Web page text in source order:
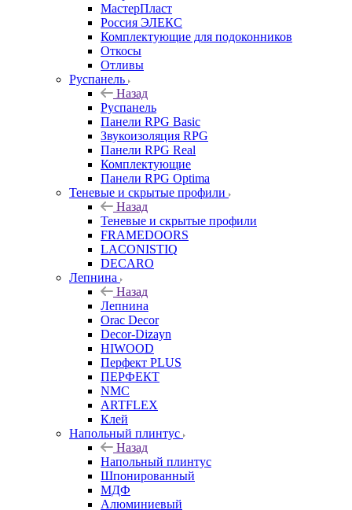
МастерПласт
Россия ЭЛЕКС
Комплектующие для подоконников
Откосы
Отливы
Руспанель
Назад
Руспанель
Панели RPG Basic
Звукоизоляция RPG
Панели RPG Real
Комплектующие
Панели RPG Optima
Теневые и скрытые профили
Назад
Теневые и скрытые профили
FRAMEDOORS
LACONISTIQ
DECARO
Лепнина
Назад
Лепнина
Orac Decor
Decor-Dizayn
HIWOOD
Перфект PLUS
ПЕРФЕКТ
NMC
ARTFLEX
Клей
Напольный плинтус
Назад
Напольный плинтус
Шпонированный
МДФ
Алюминиевый